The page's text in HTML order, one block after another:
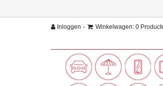
Inloggen - Winkelwagen: 0